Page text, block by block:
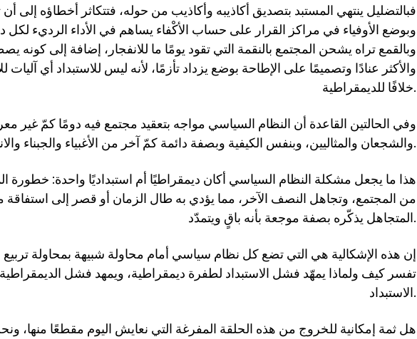
فبالتضليل ينتهي المستبد بتصديق أكاذيبه وأكاذيب من حوله، فتتكاثر أخطاؤه إلى أن
وبوضع الأوفياء في مراكز القرار على حساب الأكْفاء يساهم في الأداء الرديء لكل
وبالقمع تراه يشحن المجتمع بالنقمة التي تقود يومًا ما للانفجار، إضافة إلى كونه
والأكثر عنادًا وتصميمًا على الإطاحة بوضع يزداد تأزمًا، لأنه ليس للاستبداد أي آليات
خلافًا للديمقراطية.
وفي الحالتين القاعدة أن النظام السياسي مواجه بتعقيد مجتمع فيه دومًا كمّ غير
والشجعان والمثاليين، وبنفس الكيفية وبصفة دائمة كمّ آخر من الأغبياء والجبناء والانتهازيين.
هذا ما يجعل مشكلة النظام السياسي أكان ديمقراطيًا أم استبداديًا واحدة: خطورة
من المجتمع، وتجاهل النصف الآخر، مما يؤدي به طال الزمان أو قصر إلى
المتجاهل يذكّره بصفة موجعة بأنه باقٍ ويتمدّد.
إن هذه الإشكالية هي التي تضع كل نظام سياسي أمام محاولة شبيهة بمحاولة تربيع
تفسر كيف ولماذا يمهّد فشل الاستبداد لطفرة ديمقراطية، ويمهد فشل
الاستبداد.
هل ثمة إمكانية للخروج من هذه الحلقة المفرغة التي نعايش اليوم مقطعًا منها،